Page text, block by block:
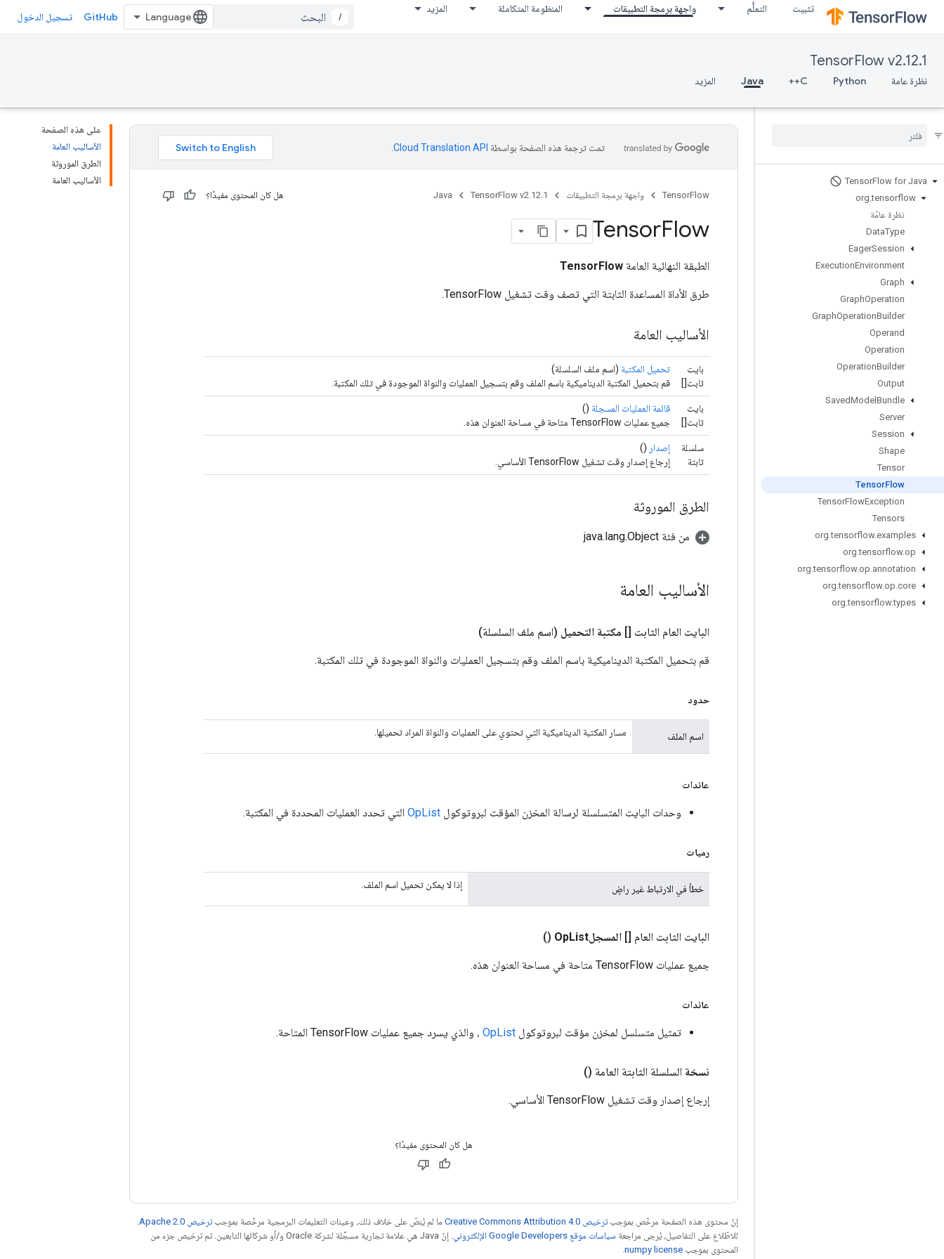
تثبيت التعلُّم واجهة برمجة التطبيقات المنظومة المتكاملة المزيد
/
GitHub تسجيل الدخول
TensorFlow v2.12.1
نظرة عامة Python
C++
Java المزيد
TensorFlow for Java
org.tensorflow
نظرة عامّة
DataType
EagerSession
ExecutionEnvironment
Graph
GraphOperation
GraphOperationBuilder
Operand
Operation
OperationBuilder
Output
SavedModel Bundle
Server
Session
Shape
Tensor
TensorFlow
TensorFlowException
Tensors
org.tensorflow.examples
org.tensorflow.op
org.tensorflow.op.annotation
org.tensorflow.op.core
org.tensorflow.types
على هذه الصفحة
الأساليب العامة
الطرق الموروثة
الأساليب العامة
تمت ترجمة هذه الصفحة بواسطة Cloud Translation API‏
TensorFlow واجهة برمجة التطبيقات TensorFlow v2.12.1
Java هل كان المحتوى مفيدًا؟
TensorFlow
الطبقة النهائية العامة TensorFlow
طرق الأداة المساعدة الثابتة التي تصف وقت تشغيل TensorFlow.
الأساليب العامة
بايت
ثابت[]
تحميل المكتبة (اسم ملف السلسلة)
قم بتحميل المكتبة الديناميكية باسم الملف وقم بتسجيل العمليات والنواة الموجودة في تلك المكتبة.
بايت
ثابت[]
قائمة العمليات المسجلة ()
جميع عمليات TensorFlow متاحة في مساحة العنوان هذه.
سلسلة
ثابتة
إصدار ()
إرجاع إصدار وقت تشغيل TensorFlow الأساسي.
الطرق الموروثة
من فئة java.lang.Object
الأساليب العامة
البايت العام الثابت [] مكتبة التحميل (اسم ملف السلسلة)
قم بتحميل المكتبة الديناميكية باسم الملف وقم بتسجيل العمليات والنواة الموجودة في تلك المكتبة.
حدود
اسم الملف مسار المكتبة الديناميكية التي تحتوي على العمليات والنواة المراد تحميلها.
عائدات
وحدات البايت المتسلسلة لرسالة المخزن المؤقت لبروتوكول OpList التي تحدد العمليات المحددة في المكتبة.
رميات
خطأ في الارتباط غير راضٍ إذا لا يمكن تحميل اسم الملف.
البايت الثابت العام [] المسجلOpList
()
جميع عمليات TensorFlow متاحة في مساحة العنوان هذه.
عائدات
تمثيل متسلسل لمخزن مؤقت لبروتوكول OpList ، والذي يسرد جميع عمليات TensorFlow المتاحة.
نسخة السلسلة الثابتة العامة ()
إرجاع إصدار وقت تشغيل TensorFlow الأساسي.
هل كان المحتوى مفيدًا؟
إنّ محتوى هذه الصفحة مرخّص بموجبترخيص Creative Commons Attribution 4.0‏ ما لم يُنصّ على خلاف ذلك، وعينات التعليمات البرمجية مرخّصة بموجبترخيص Apache 2.0‏
للاطّلاع على التفاصيل، يُرجى مراجعة سياسات موقع Google Developers الإلكتروني
. إنّ Java هي علامة تجارية مسجَّلة لشركة Oracle و/أو شركائها التابعين. تم ترخيص جزء من
المحتوى بموجب numpy license